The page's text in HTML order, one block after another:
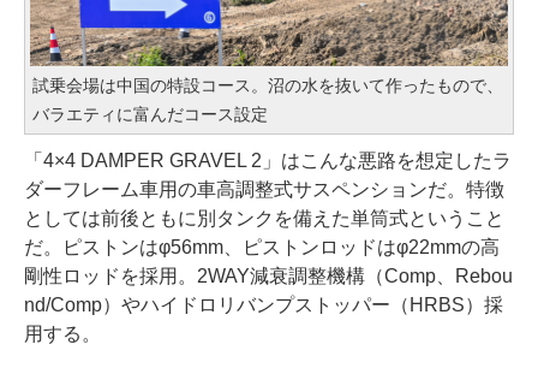
試乗会場は中国の特設コース。沼の水を抜いて作ったもので、
バラエティに富んだコース設定
「4×4 DAMPER GRAVEL 2」はこんな悪路を想定したラ
ダーフレーム車用の車高調整式サスペンションだ。特徴
としては前後ともに別タンクを備えた単筒式ということ
だ。ピストンはφ56mm、ピストンロッドはφ22mmの高
剛性ロッドを採用。2WAY減衰調整機構（Comp、Rebou
nd/Comp）やハイドロリバンプストッパー（HRBS）採
用する。